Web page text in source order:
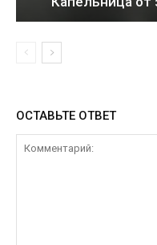
ОСТАВЬТЕ ОТВЕТ